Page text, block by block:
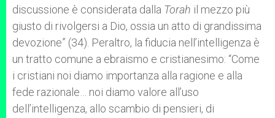
discussione è considerata dalla Torah il mezzo più
giusto di rivolgersi a Dio, ossia un atto di grandissima
devozione” (34). Peraltro, la fiducia nell’intelligenza è
un tratto comune a ebraismo e cristianesimo: “Come
i cristiani noi diamo importanza alla ragione e alla
fede razionale… noi diamo valore all’uso
dell’intelligenza, allo scambio di pensieri, di